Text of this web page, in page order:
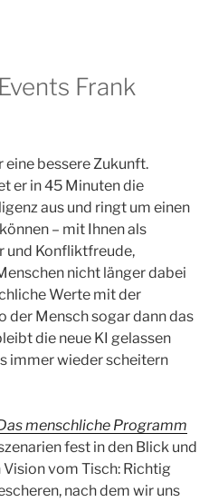
Frank
bessere Zukunft.
er in 45 Minuten die
aus und ringt um einen
– mit Ihnen als
und Konfliktfreude,
nicht länger dabei
Werte mit der
der Mensch sogar dann das
die neue KI gelassen
immer wieder scheitern
menschliche Programm
fest in den Blick und
vom Tisch: Richtig
nach dem wir uns